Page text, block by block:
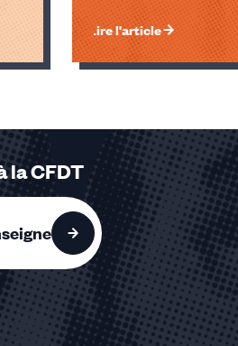
le bandeau des
Lire l'article
la CFDT